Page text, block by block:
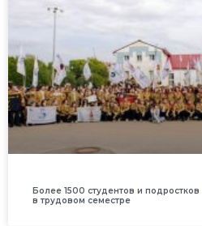
Более 1500 студентов и
в трудовом семестре